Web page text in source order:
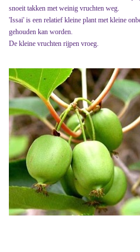
snoeit takken met weinig vruchten weg.
'Issai' is een relatief kleine plant met kleine
gehouden kan worden.
De kleine vruchten rijpen vroeg.